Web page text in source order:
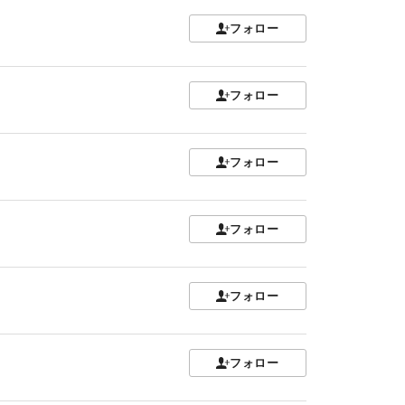
フォロー
フォロー
フォロー
フォロー
フォロー
フォロー